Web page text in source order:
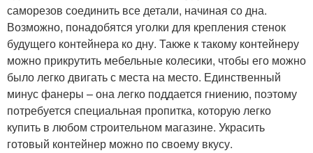
саморезов соединить все детали, начиная со дна.
Возможно, понадобятся уголки для крепления стенок
будущего контейнера ко дну. Также к такому контейнеру
можно прикрутить мебельные колесики, чтобы его можно
было легко двигать с места на место. Единственный
минус фанеры – она легко поддается гниению, поэтому
потребуется специальная пропитка, которую легко
купить в любом строительном магазине. Украсить
готовый контейнер можно по своему вкусу.